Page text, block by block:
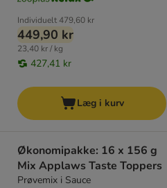
Individuelt479,60 kr
449,90 kr
23,40 kr / kg
427,41 kr
Læg i kurv
Økonomipakke: 16 x 156 g
Mix Applaws Taste Toppers
Prøvemix i Sauce